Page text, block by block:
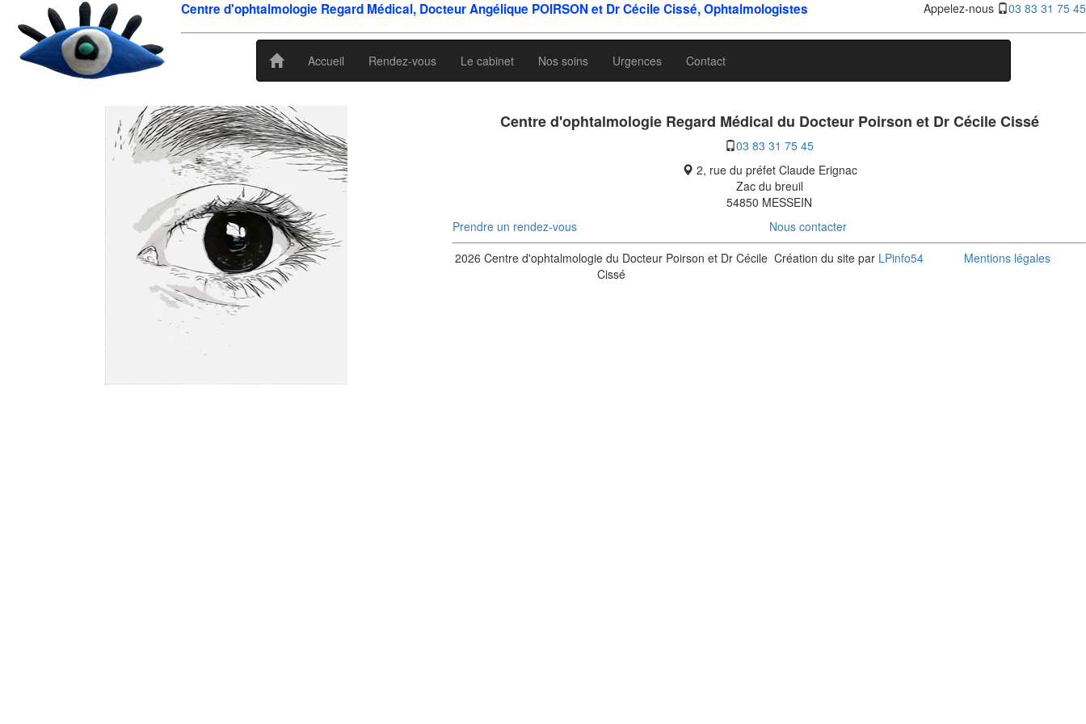
Centre d'ophtalmologie Regard Médical, Docteur Angélique POIRSON et Dr Cécile Cissé, Ophtalmologistes Appelez-nous 03 83 31 75 45
Accueil Rendez-vous Le cabinet Nos soins Urgences Contact
Centre d'ophtalmologie Regard Médical du Docteur Poirson et Dr Cécile Cissé
03 83 31 75 45
2, rue du préfet Claude Erignac
Zac du breuil
54850 MESSEIN
Prendre un rendez-vous
Nous contacter
2026 Centre d'ophtalmologie du Docteur Poirson et Dr Cécile
Cissé
Création du site par LPinfo54 Mentions légales